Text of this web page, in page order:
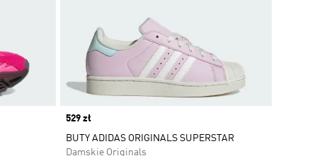
Price
529 zł
BUTY ADIDAS ORIGINALS SUPERSTAR
Damskie Originals